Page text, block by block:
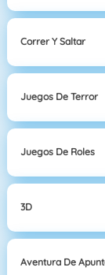
Correr Y Saltar
Juegos De Terror
Juegos De Roles
3D
Aventura De